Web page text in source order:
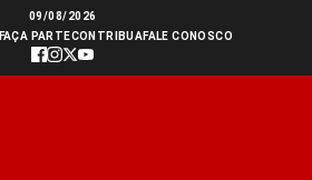
09/08/2026
FAÇA PARTECONTRIBUAFALE CONOSCO